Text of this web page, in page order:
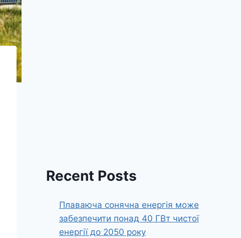
Recent Posts
Плаваюча сонячна енергія може
забезпечити понад 40 ГВт чистої
енергії до 2050 року